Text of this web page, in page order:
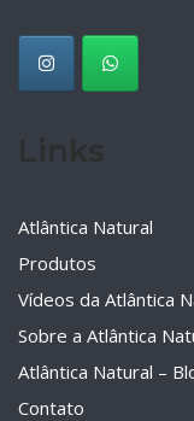
Atlântica Natural
Produtos
Vídeos da Atlântica
Sobre a Atlântica
Atlântica Natural –
Contato